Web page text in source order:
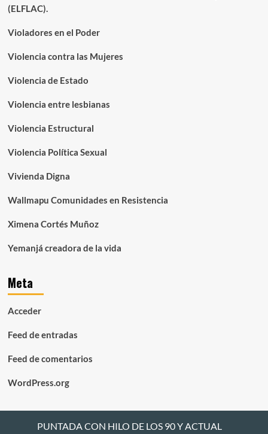
(ELFLAC).
Violadores en el Poder
Violencia contra las Mujeres
Violencia de Estado
Violencia entre lesbianas
Violencia Estructural
Violencia Política Sexual
Vivienda Digna
Wallmapu Comunidades en Resistencia
Ximena Cortés Muñoz
Yemanjá creadora de la vida
Meta
Acceder
Feed de entradas
Feed de comentarios
WordPress.org
PUNTADA CON HILO DE LOS 90 Y ACTUAL